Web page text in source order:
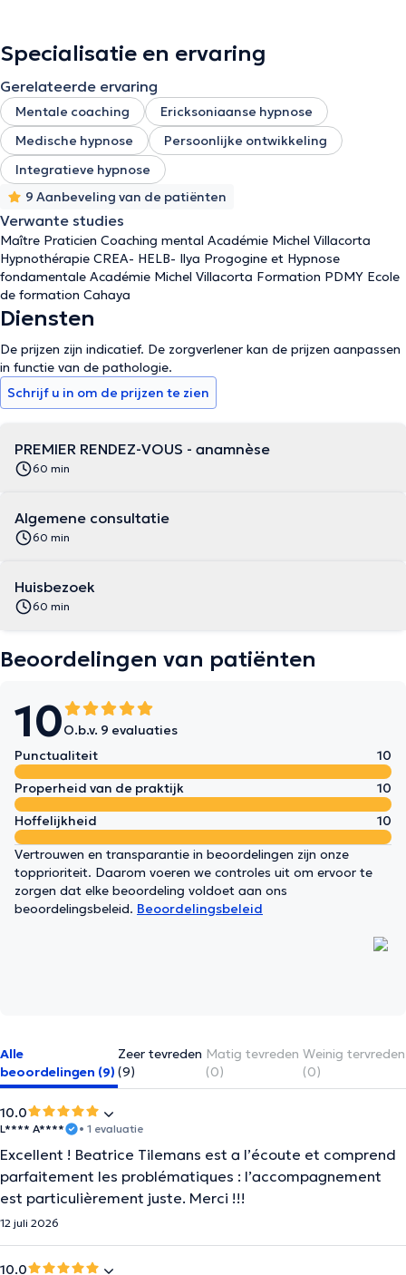
Specialisatie en ervaring
Gerelateerde ervaring
Mentale coaching
Ericksoniaanse hypnose
Medische hypnose
Persoonlijke ontwikkeling
Integratieve hypnose
9 Aanbeveling van de patiënten
Verwante studies
Maître Praticien Coaching mental Académie Michel Villacorta
Hypnothérapie CREA- HELB- Ilya Progogine et Hypnose
fondamentale Académie Michel Villacorta Formation PDMY Ecole
de formation Cahaya
Diensten
De prijzen zijn indicatief. De zorgverlener kan de prijzen aanpassen
in functie van de pathologie.
Schrijf u in om de prijzen te zien
PREMIER RENDEZ-VOUS - anamnèse
60 min
Algemene consultatie
60 min
Huisbezoek
60 min
Beoordelingen van patiënten
10O.b.v. 9 evaluaties
Punctualiteit
10
Properheid van de praktijk
10
Hoffelijkheid
10
Vertrouwen en transparantie in beoordelingen zijn onze
topprioriteit. Daarom voeren we controles uit om ervoor te
zorgen dat elke beoordeling voldoet aan ons
beoordelingsbeleid. Beoordelingsbeleid
Alle
beoordelingen (9)
Zeer tevreden
(9)
Matig tevreden
(0)
Weinig tervreden
(0)
10.0
L**** A**** • 1 evaluatie
Excellent ! Beatrice Tilemans est a l’écoute et comprend
parfaitement les problématiques : l’accompagnement
est particulièrement juste. Merci !!!
12 juli 2026
10.0